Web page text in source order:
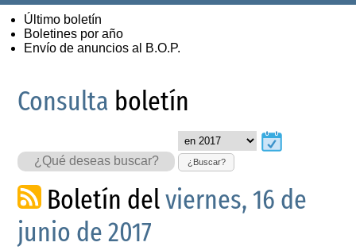
Último boletín
Boletines por año
Envío de anuncios al B.O.P.
Consulta boletín
¿Buscar?
Boletín delviernes, 16 de
junio de 2017